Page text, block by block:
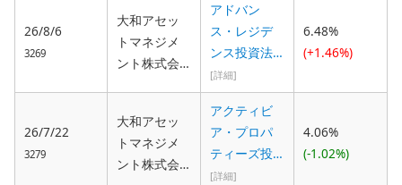
26/8/6
3269
大和アセッ
トマネジメ
ント株式会
アドバン
ス・レジデ
ンス投資法
人
[詳細]
6.48%
(+1.46%)
26/7/22
3279
大和アセッ
トマネジメ
ント株式会
アクティビ
ア・プロパ
ティーズ投
資法人
[詳細]
4.06%
(-1.02%)